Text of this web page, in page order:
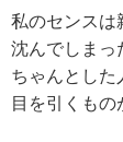
私のセンスは
沈んでしまっ
ちゃんとした
目を引くもの